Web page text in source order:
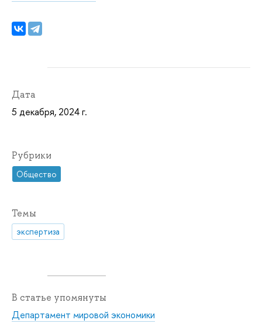
Дата
5 декабря, 2024 г.
Рубрики
Общество
Темы
экспертиза
В статье упомянуты
Департамент мировой экономики